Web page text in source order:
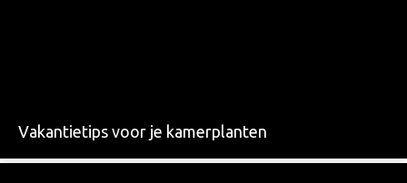
Vakantietips voor je kamerplanten